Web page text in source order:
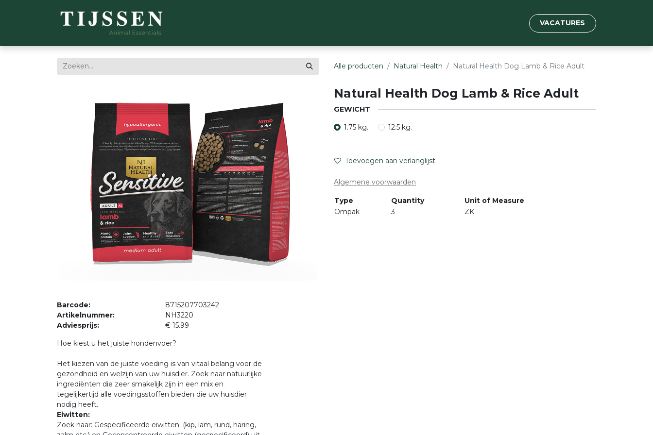
VACATURES
Alle producten Natural Health Natural Health Dog Lamb & Rice Adult
Natural Health Dog Lamb & Rice Adult
GEWICHT
1.75 kg. 12.5 kg.
Toevoegen aan verlanglijst
Algemene voorwaarden
Type Quantity
Unit of Measure
Ompak
3 ZK
Barcode:
8715207703242
Artikelnummer:
NH3220
Adviesprijs:
€ 15.99
Hoe kiest u het juiste hondenvoer?
Het kiezen van de juiste voeding is van vitaal belang voor de
gezondheid en welzijn van uw huisdier. Zoek naar natuurlijke
ingrediënten die zeer smakelijk zijn in een mix en
tegelijkertijd alle voedingsstoffen bieden die uw huisdier
nodig heeft.
Eiwitten:
Zoek naar: Gespecificeerde eiwitten. (kip, lam, rund, haring,